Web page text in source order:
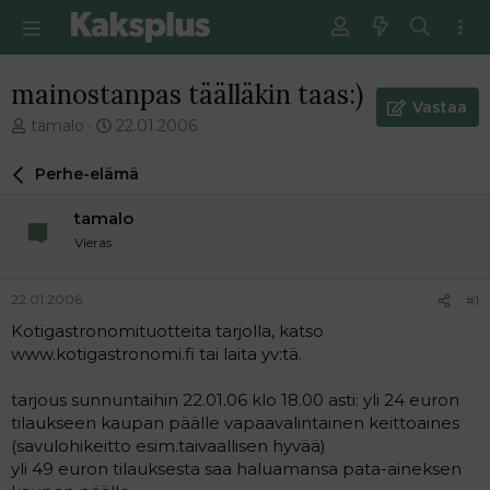
mainostanpas täälläkin taas:)
V
e
i
t
u
n
l
o
t
t
tamalo
E
s
m
m
n
v
e
s
t
i
22.01.2006
Vastaa
Perhe-elämä
tamalo
Vieras
22.01.2006 #1
Kotigastronomituotteita tarjolla, katso
www.kotigastronomi.fi tai laita yv:tä.
tarjous sunnuntaihin 22.01.06 klo 18.00 asti: yli 24 euron
tilaukseen kaupan päälle vapaavalintainen keittoaines
(savulohikeitto esim.taivaallisen hyvää)
yli 49 euron tilauksesta saa haluamansa pata-aineksen